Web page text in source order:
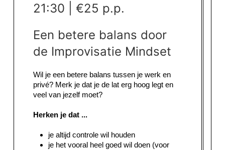
21:30 | €25 p.p.
Een betere balans door
de Improvisatie Mindset
Wil je een betere balans tussen je werk en
privé? Merk je dat je de lat erg hoog legt en
veel van jezelf moet?
Herken je dat ...
je altijd controle wil houden
je het vooral heel goed wil doen (voor